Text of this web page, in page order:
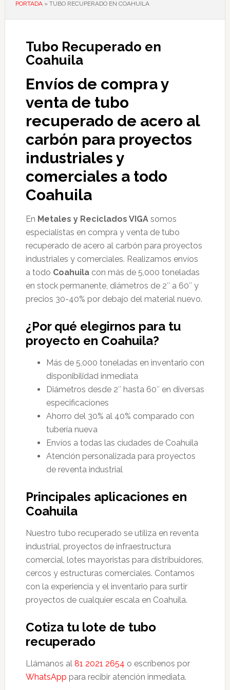
PORTADA» TUBO RECUPERADO EN COAHUILA
Tubo Recuperado en
Coahuila
Envíos de compra y
venta de tubo
recuperado de acero al
carbón para proyectos
industriales y
comerciales a todo
Coahuila
En Metales y Reciclados VIGAsomos
especialistas en compra y venta de tubo
recuperado de acero al carbón para proyectos
industriales y comerciales. Realizamos envíos
a todo Coahuilacon más de 5,000 toneladas
en stock permanente, diámetros de 2″ a 60″ y
precios 30-40% por debajo del material nuevo.
¿Por qué elegirnos para tu
proyecto en Coahuila?
Más de 5,000 toneladas en inventario con
disponibilidad inmediata
Diámetros desde 2″ hasta 60″ en diversas
especificaciones
Ahorro del 30% al 40% comparado con
tubería nueva
Envíos a todas las ciudades de Coahuila
Atención personalizada para proyectos
de reventa industrial
Principales aplicaciones en
Coahuila
Nuestro tubo recuperado se utiliza en reventa
industrial, proyectos de infraestructura
comercial, lotes mayoristas para distribuidores,
cercos y estructuras comerciales. Contamos
con la experiencia y el inventario para surtir
proyectos de cualquier escala en Coahuila.
Cotiza tu lote de tubo
recuperado
Llámanos al 81 2021 2654 o escríbenos por
WhatsApp para recibir atención inmediata.